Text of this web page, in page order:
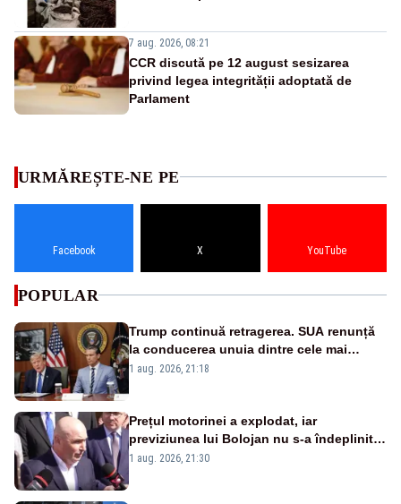
7 aug. 2026, 08:21
CCR discută pe 12 august sesizarea
privind legea integrității adoptată de
Parlament
URMĂREȘTE-NE PE
Facebook X YouTube
POPULAR
Trump continuă retragerea. SUA renunță
la conducerea unuia dintre cele mai
importante programe militare pentru
1 aug. 2026, 21:18
Prețul motorinei a explodat, iar
previziunea lui Bolojan nu s-a îndeplinit.
Ce spunea premierul demis în urmă cu
1 aug. 2026, 21:30